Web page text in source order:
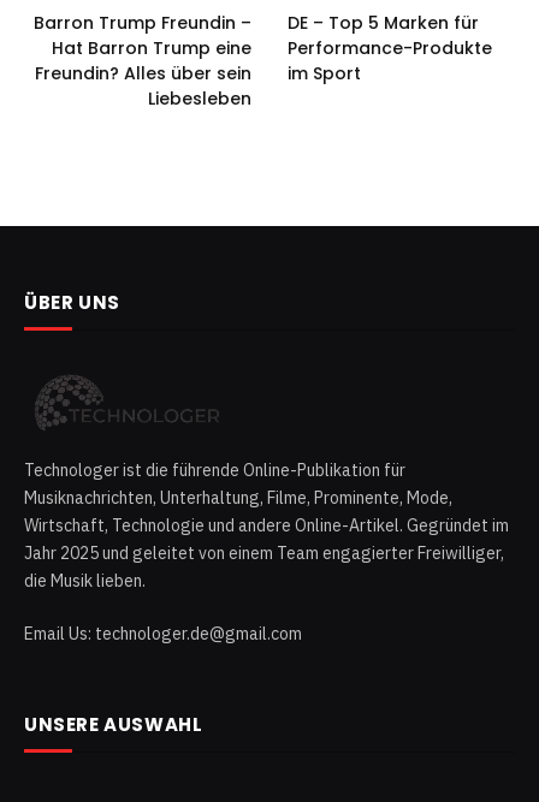
Barron Trump Freundin –
Hat Barron Trump eine
Freundin? Alles über sein
Liebesleben
DE – Top 5 Marken für
Performance-Produkte
im Sport
ÜBER UNS
Technologer ist die führende Online-Publikation für
Musiknachrichten, Unterhaltung, Filme, Prominente, Mode,
Wirtschaft, Technologie und andere Online-Artikel. Gegründet im
Jahr 2025 und geleitet von einem Team engagierter Freiwilliger,
die Musik lieben.
Email Us: technologer.de@gmail.com
UNSERE AUSWAHL